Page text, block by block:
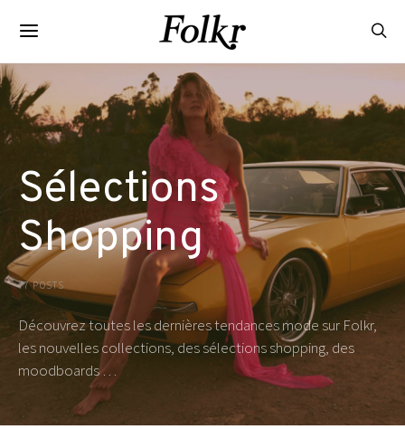
Sélections
Shopping
77 POSTS
Découvrez toutes les dernières tendances mode sur Folkr,
les nouvelles collections, des sélections shopping, des
moodboards …